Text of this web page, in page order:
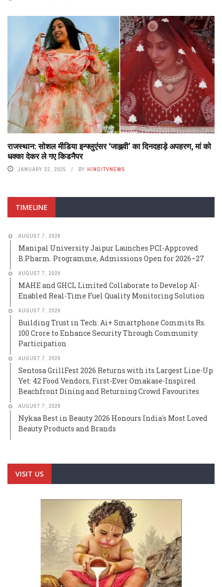
राजस्थान: सोशल मीडिया इन्फ्लुएंसर ‘जाह्नवी’ का दिनदहाड़े अपहरण, मां को
धक्का देकर ले गए किडनैपर
JANUARY 22, 2025 BY HINDITVNEWS
TIMELINE
AUGUST 7, 2026
Manipal University Jaipur Launches PCI-Approved
B.Pharm. Programme, Admissions Open for 2026–27
AUGUST 7, 2026
MAHE and GHCL Limited Collaborate to Develop AI-
Enabled Real-Time Fuel Quality Monitoring Solution
AUGUST 7, 2026
Building Trust in Tech: Ai+ Smartphone Commits Rs.
100 Crore to Enhance Security Through Community
Participation
AUGUST 7, 2026
Sentosa GrillFest 2026 Returns with its Largest Line-Up
Yet: 42 Food Vendors, First-Ever Omakase-Inspired
Beachfront Dining and Returning Crowd Favourites
AUGUST 7, 2026
Nykaa Best in Beauty 2026 Honours India's Most Loved
Beauty Products and Brands
VISIT US